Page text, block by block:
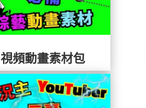
視頻動畫素材包